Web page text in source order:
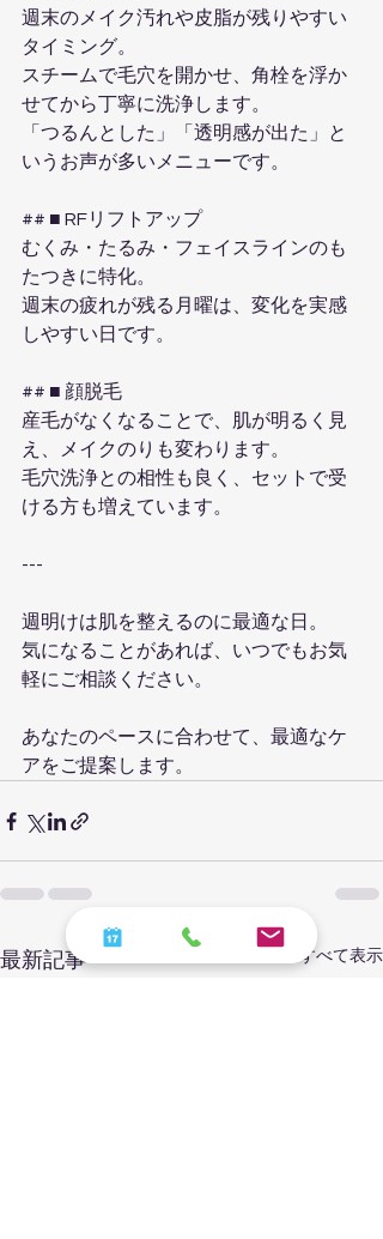
週末のメイク汚れや皮脂が残りやすい
タイミング。
スチームで毛穴を開かせ、角栓を浮か
せてから丁寧に洗浄します。
「つるんとした」「透明感が出た」と
いうお声が多いメニューです。
## ■ RFリフトアップ
むくみ・たるみ・フェイスラインのも
たつきに特化。
週末の疲れが残る月曜は、変化を実感
しやすい日です。
## ■ 顔脱毛
産毛がなくなることで、肌が明るく見
え、メイクのりも変わります。
毛穴洗浄との相性も良く、セットで受
ける方も増えています。
---
週明けは肌を整えるのに最適な日。
気になることがあれば、いつでもお気
軽にご相談ください。
あなたのペースに合わせて、最適なケ
アをご提案します。
最新記事 すべて表示